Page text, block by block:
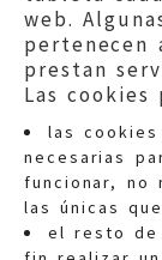
web.
pertenecen
prestan
Las
las
necesarias
funcionar, no
las únicas
el resto de